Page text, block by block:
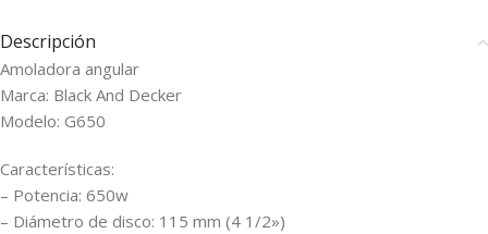
Descripción
Amoladora angular
Marca: Black And Decker
Modelo: G650
Características:
– Potencia: 650w
– Diámetro de disco: 115 mm (4 1/2»)